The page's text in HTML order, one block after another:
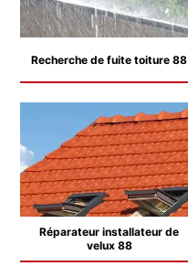
Recherche de fuite toiture 88
Réparateur installateur de
velux 88